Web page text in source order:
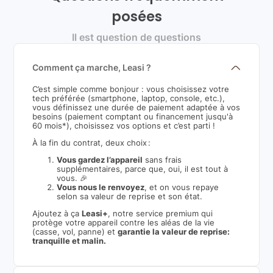
posées
Il est question de questions
Comment ça marche, Leasi ?
C’est simple comme bonjour : vous choisissez votre
tech préférée (smartphone, laptop, console, etc.),
vous définissez une durée de paiement adaptée à vos
besoins (paiement comptant ou financement jusqu'à
60 mois*), choisissez vos options et c’est parti !
À la fin du contrat, deux choix :
Vous gardez l’appareil sans frais
supplémentaires, parce que, oui, il est tout à
vous. 🎉
Vous nous le renvoyez, et on vous repaye
selon sa valeur de reprise et son état.
Ajoutez à ça Leasi+, notre service premium qui
protège votre appareil contre les aléas de la vie
(casse, vol, panne) etgarantie la valeur de reprise:
tranquille et malin.